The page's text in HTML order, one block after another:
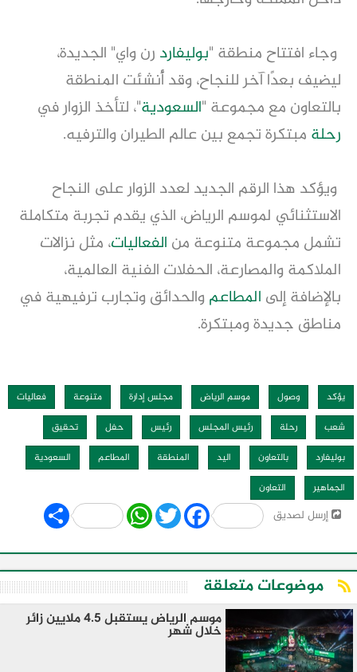
وجاء افتتاح منطقة "بوليفارد رن واي" الجديدة،
ليضيف بعدًا آخر للنجاح، وقد أُنشئت المنطقة
بالتعاون مع مجموعة "السعودية"، لتأخذ الزوار في
رحلة مبتكرة تجمع بين عالم الطيران والترفيه.
ويؤكد هذا الرقم الجديد لعدد الزوار على النجاح
الاستثنائي لموسم الرياض، الذي يقدم تجربة متكاملة
تشمل مجموعة متنوعة من الفعاليات، مثل نزالات
الملاكمة والمصارعة، الحفلات الفنية العالمية،
بالإضافة إلى المطاعم والحدائق وتجارب ترفيهية في
مناطق جديدة ومبتكرة.
يؤكد وصول موسم الرياض مجلس إدارة متنوعة
فعاليات
شعب
رحلة رئيس المجلس رئيس حفل
تحقيق
بوليفارد
بالتعاون اليد المنطقة المطاعم
السعودية
الجماهير
التعاون
إرسل لصديق Share WhatsApp
Twitter Facebook
موضوعات متعلقة
موسم الرياض يستقبل 4.5 ملايين زائر
خلال شهر